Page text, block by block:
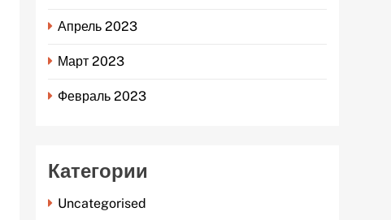
Апрель 2023
Март 2023
Февраль 2023
Категории
Uncategorised